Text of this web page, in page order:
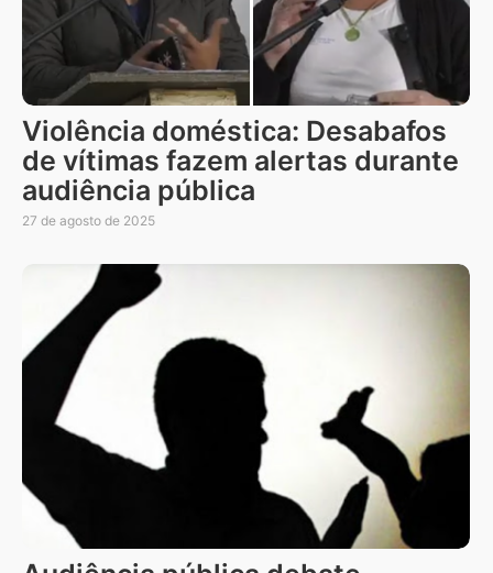
Violência doméstica: Desabafos
de vítimas fazem alertas durante
audiência pública
27 de agosto de 2025